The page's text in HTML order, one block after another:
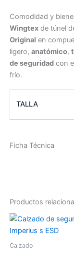
Comodidad y
Wingtex de túnel
Original en
ligero, anatómico,
de seguridad con
frío.
TALLA
Ficha Técnica
Productos
Calzado